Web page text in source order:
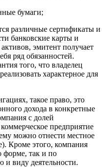
бумаги;
различные сертификаты и
банковские карты и
эмитент получает
ряд обязанностей.
того, что владелец
характерное для
такое право, это
дохода в конкретные
с долей
предприятие
можно отнести местное
Кроме этого, компания
форме, так и по
и виду деятельности.